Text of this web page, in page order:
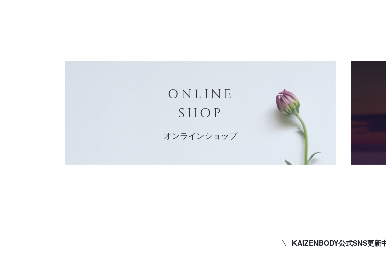
ONLINE
SHOP
オンラインショップ
KAIZENBODY公式SNS更新